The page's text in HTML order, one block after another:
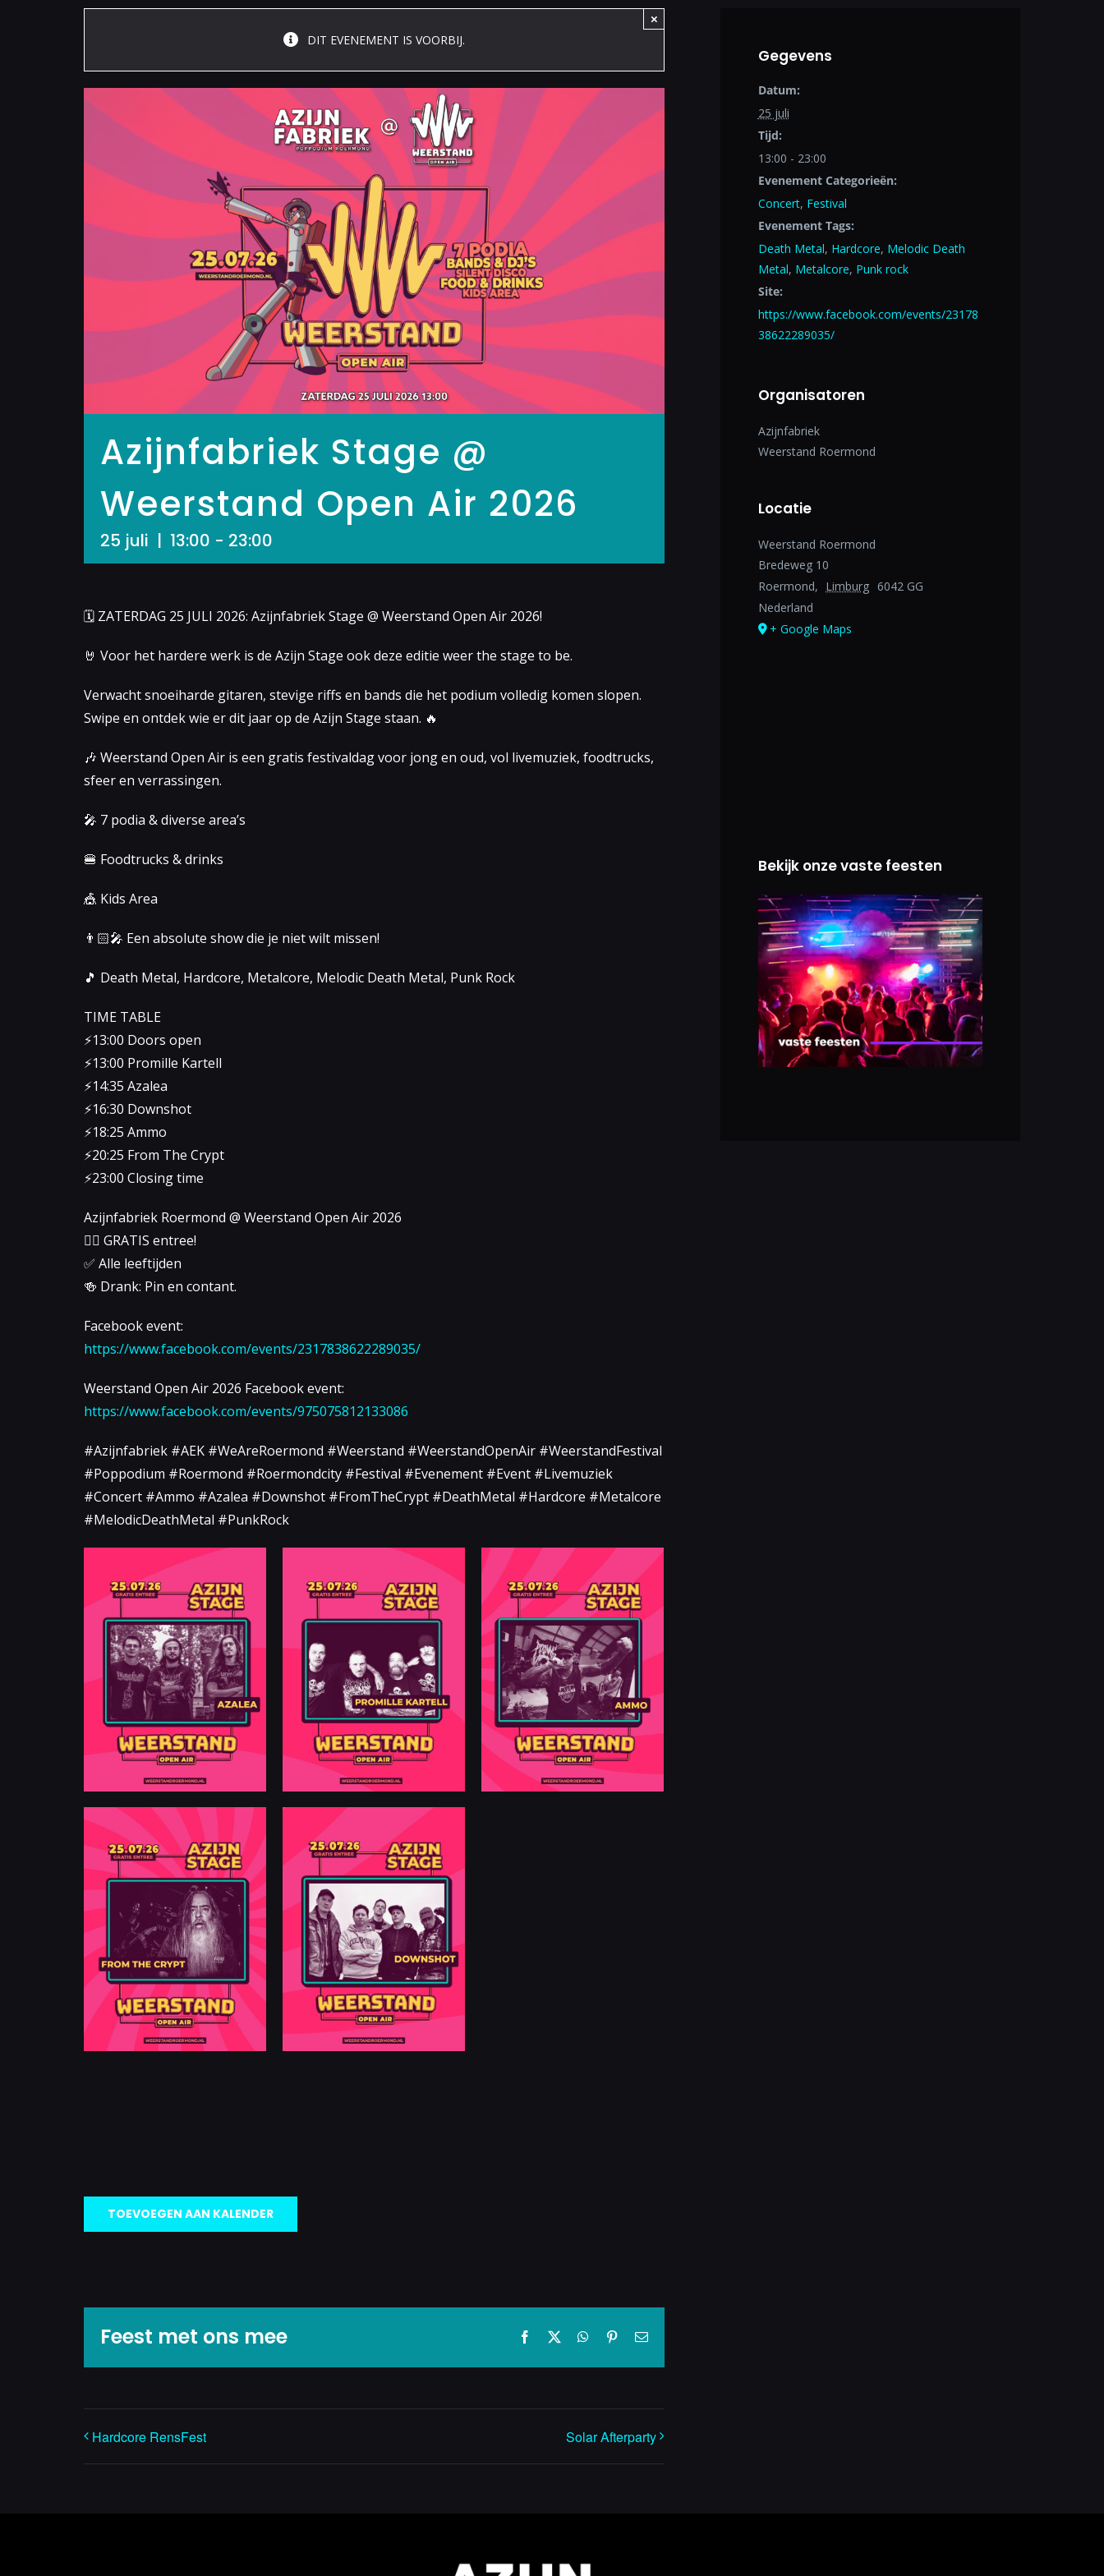
DIT EVENEMENT IS VOORBIJ.
×
Azijnfabriek Stage @
Weerstand Open Air 2026
25 juli | 13:00 - 23:00
🗓 ZATERDAG 25 JULI 2026: Azijnfabriek Stage @ Weerstand Open Air 2026!
🤘 Voor het hardere werk is de Azijn Stage ook deze editie weer the stage to be.
Verwacht snoeiharde gitaren, stevige riffs en bands die het podium volledig komen slopen.
Swipe en ontdek wie er dit jaar op de Azijn Stage staan. 🔥
🎶 Weerstand Open Air is een gratis festivaldag voor jong en oud, vol livemuziek, foodtrucks,
sfeer en verrassingen.
🎤 7 podia & diverse area’s
🍔 Foodtrucks & drinks
🎪 Kids Area
👨🏻‍🎤 Een absolute show die je niet wilt missen!
🎵 Death Metal, Hardcore, Metalcore, Melodic Death Metal, Punk Rock
TIME TABLE
⚡️13:00 Doors open
⚡️13:00 Promille Kartell
⚡️14:35 Azalea
⚡️16:30 Downshot
⚡️18:25 Ammo
⚡️20:25 From The Crypt
⚡️23:00 Closing time
Azijnfabriek Roermond @ Weerstand Open Air 2026
👉🏻 GRATIS entree!
✅ Alle leeftijden
🍻 Drank: Pin en contant.
Facebook event:
https://www.facebook.com/events/2317838622289035/
Weerstand Open Air 2026 Facebook event:
https://www.facebook.com/events/975075812133086
#Azijnfabriek #AEK #WeAreRoermond #Weerstand #WeerstandOpenAir #WeerstandFestival
#Poppodium #Roermond #Roermondcity #Festival #Evenement #Event #Livemuziek
#Concert #Ammo #Azalea #Downshot #FromTheCrypt #DeathMetal #Hardcore #Metalcore
#MelodicDeathMetal #PunkRock
TOEVOEGEN AAN KALENDER
Feest met ons mee Facebook
X WhatsApp
Pinterest
E-
Hardcore RensFest Solar Afterparty
Gegevens
Datum:
25 juli
Tijd:
13:00 - 23:00
Evenement Categorieën:
Concert, Festival
Evenement Tags:
Death Metal, Hardcore, Melodic Death
Metal, Metalcore, Punk rock
Site:
https://www.facebook.com/events/23178
38622289035/
Organisatoren
Azijnfabriek
Weerstand Roermond
Locatie
Weerstand Roermond
Bredeweg 10
Roermond, Limburg 6042 GG
Nederland
+ Google Maps
Bekijk onze vaste feesten